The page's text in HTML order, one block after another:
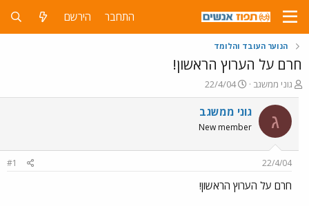
התחבר הירשם
הנוער העובד והלומד
חרם על הערוץ הראשון!
פ
ו
ת
ח
ה
ש
א
גוני ממשגב
פ
ו
ר
ם
ר
י
22/4/04
ג גוני ממשגב
New member
22/4/04
#1
חרם על הערוץ הראשון!